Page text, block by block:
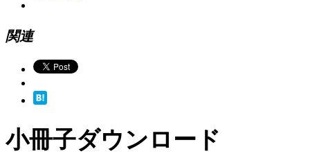
関連
小冊子ダウンロード